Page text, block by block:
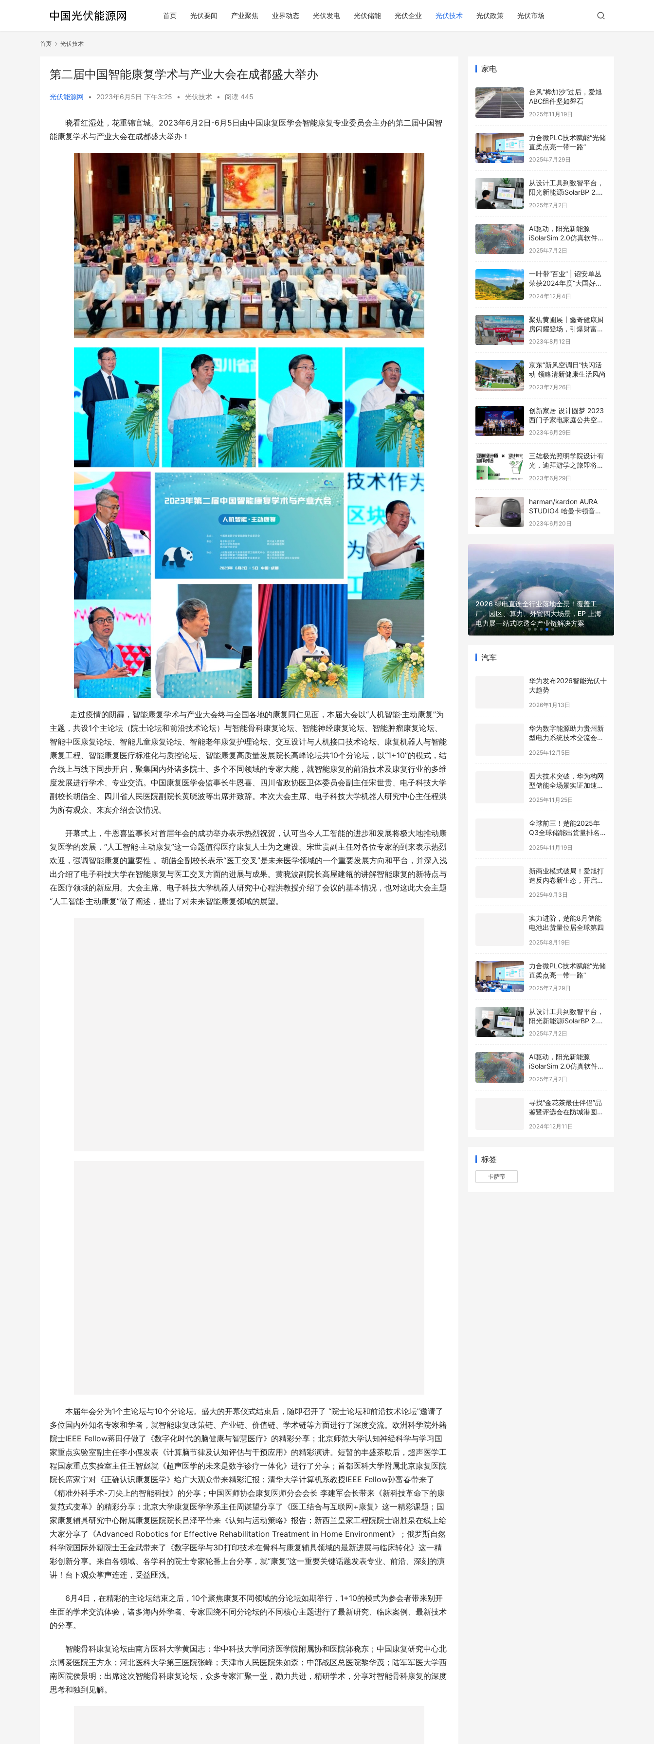
首页 光伏要闻 产业聚焦 业界动态 光伏发电 光伏储能 光伏企业 光伏技术 光伏政策 光伏市场
首页 光伏技术
第二届中国智能康复学术与产业大会在成都盛大举办
光伏能源网 • 2023年6月5日 下午3:25 • 光伏技术 • 阅读 445
晓看红湿处，花重锦官城。2023年6月2日-6月5日由中国康复医学会智能康复专业委员会主办的第二届中国智
能康复学术与产业大会在成都盛大举办！
走过疫情的阴霾，智能康复学术与产业大会终与全国各地的康复同仁见面，本届大会以“人机智能·主动康复”为
主题，共设1个主论坛（院士论坛和前沿技术论坛）与智能骨科康复论坛、智能神经康复论坛、智能肿瘤康复论坛、
智能中医康复论坛、智能儿童康复论坛、智能老年康复护理论坛、交互设计与人机接口技术论坛、康复机器人与智能
康复工程、智能康复医疗标准化与质控论坛、智能康复高质量发展院长高峰论坛共10个分论坛，以“1+10”的模式，结
合线上与线下同步开启，聚集国内外诸多院士、多个不同领域的专家大能，就智能康复的前沿技术及康复行业的多维
度发展进行学术、专业交流。中国康复医学会监事长牛恩喜、四川省政协医卫体委员会副主任宋世贵、电子科技大学
副校长胡皓全、四川省人民医院副院长黄晓波等出席并致辞。本次大会主席、电子科技大学机器人研究中心主任程洪
为所有观众、来宾介绍会议情况。
开幕式上，牛恩喜监事长对首届年会的成功举办表示热烈祝贺，认可当今人工智能的进步和发展将极大地推动康
复医学的发展，“人工智能·主动康复”这一命题值得医疗康复人士为之建设。宋世贵副主任对各位专家的到来表示热烈
欢迎，强调智能康复的重要性 。胡皓全副校长表示“医工交叉”是未来医学领域的一个重要发展方向和平台，并深入浅
出介绍了电子科技大学在智能康复与医工交叉方面的进展与成果。黄晓波副院长高屋建瓴的讲解智能康复的新特点与
在医疗领域的新应用。大会主席、电子科技大学机器人研究中心程洪教授介绍了会议的基本情况，也对这此大会主题
“人工智能·主动康复”做了阐述，提出了对未来智能康复领域的展望。
本届年会分为1个主论坛与10个分论坛。盛大的开幕仪式结束后，随即召开了 “院士论坛和前沿技术论坛”邀请了
多位国内外知名专家和学者，就智能康复政策链、产业链、价值链、学术链等方面进行了深度交流。欧洲科学院外籍
院士IEEE Fellow蒋田仔做了《数字化时代的脑健康与智慧医疗》的精彩分享；北京师范大学认知神经科学与学习国
家重点实验室副主任李小俚发表《计算脑节律及认知评估与干预应用》的精彩演讲。短暂的丰盛茶歇后，超声医学工
程国家重点实验室主任王智彪就《超声医学的未来是数字诊疗一体化》进行了分享；首都医科大学附属北京康复医院
院长席家宁对《正确认识康复医学》给广大观众带来精彩汇报；清华大学计算机系教授IEEE Fellow孙富春带来了
《精准外科手术-刀尖上的智能科技》的分享；中国医师协会康复医师分会会长 李建军会长带来《新科技革命下的康
复范式变革》的精彩分享；北京大学康复医学学系主任周谋望分享了《医工结合与互联网+康复》这一精彩课题；国
家康复辅具研究中心附属康复医院院长吕泽平带来《认知与运动策略》报告；新西兰皇家工程院院士谢胜泉在线上给
大家分享了《Advanced Robotics for Effective Rehabilitation Treatment in Home Environment》；俄罗斯自然
科学院国际外籍院士王金武带来了《数字医学与3D打印技术在骨科与康复辅具领域的最新进展与临床转化》这一精
彩创新分享。来自各领域、各学科的院士专家轮番上台分享，就“康复”这一重要关键话题发表专业、前沿、深刻的演
讲！台下观众掌声连连，受益匪浅。
6月4日，在精彩的主论坛结束之后，10个聚焦康复不同领域的分论坛如期举行，1+10的模式为参会者带来别开
生面的学术交流体验，诸多海内外学者、专家围绕不同分论坛的不同核心主题进行了最新研究、临床案例、最新技术
的分享。
智能骨科康复论坛由南方医科大学黄国志；华中科技大学同济医学院附属协和医院郭晓东；中国康复研究中心北
京博爱医院王方永；河北医科大学第三医院张峰；天津市人民医院朱如森；中部战区总医院黎华茂；陆军军医大学西
南医院侯景明；出席这次智能骨科康复论坛，众多专家汇聚一堂，勠力共进，精研学术，分享对智能骨科康复的深度
思考和独到见解。
家电
台风“桦加沙”过后，爱旭
ABC组件坚如磐石
2025年11月19日
力合微PLC技术赋能“光储
直柔点亮一带一路”
2025年7月29日
从设计工具到数智平台，
阳光新能源iSolarBP 2.0
重塑分布式电站设计范
2025年7月2日
AI驱动，阳光新能源
iSolarSim 2.0仿真软件引
领光伏智能评估新时代！
2025年7月2日
一叶带“百业” | 诏安单丛
荣获2024年度“大国好货·
一县一品”特色品牌
2024年12月4日
聚焦黄圃展丨鑫奇健康厨
房闪耀登场，引爆财富盛
宴
2023年8月12日
京东“新风空调日”快闪活
动 领略清新健康生活风尚
2023年7月26日
创新家居 设计圆梦 2023
西门子家电家庭公共空间
设计大赛圆满礼成
2023年6月29日
三雄极光照明学院设计有
光，迪拜游学之旅即将启
程
2023年6月29日
harman/kardon AURA
STUDIO4 哈曼卡顿音乐
琉璃四代全新发布
2023年6月20日
衔，18650多并多串聚合物电芯定制全链路
风光大基地并网消纳压力持续激增？2026
EP 电力展集中展示集中式新能源并网核心
成套技术
案，2026 EP 电力展一站式配齐
2026 绿电直连全行业落地全景！覆盖工
厂、园区、算力、外贸四大场景，EP 上海
电力展一站式吃透全产业链解决方案
汽车
华为发布2026智能光伏十
大趋势
2026年1月13日
华为数字能源助力贵州新
型电力系统技术交流会在
2025年12月5日
四大技术突破，华为构网
型储能全场景实证加速新
2025年11月25日
全球前三！楚能2025年
Q3全球储能出货量排名再
2025年11月19日
新商业模式破局！爱旭打
造反内卷新生态，开启光
2025年9月3日
实力进阶，楚能8月储能
电池出货量位居全球第四
2025年8月19日
力合微PLC技术赋能“光储
直柔点亮一带一路”
2025年7月29日
从设计工具到数智平台，
阳光新能源iSolarBP 2.0
重塑分布式电站设计范
2025年7月2日
AI驱动，阳光新能源
iSolarSim 2.0仿真软件引
领光伏智能评估新时代！
2025年7月2日
寻找“金花茶最佳伴侣”品
鉴暨评选会在防城港圆满
2024年12月11日
标签
卡萨帝